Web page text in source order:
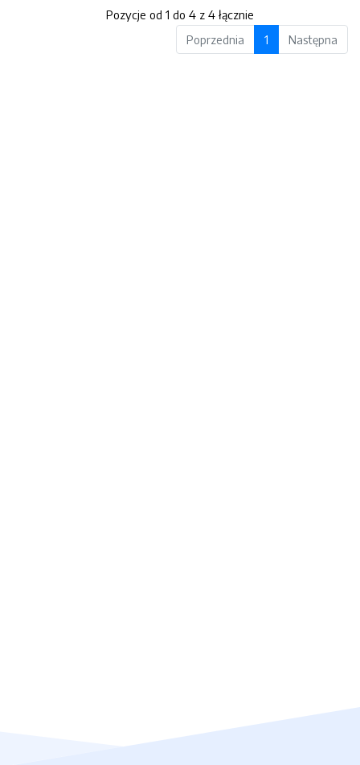
Pozycje od 1 do 4 z 4 łącznie
Poprzednia
1 Następna